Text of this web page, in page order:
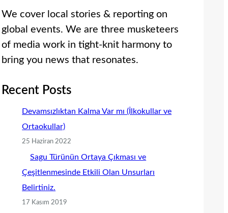
We cover local stories & reporting on
global events. We are three musketeers
of media work in tight-knit harmony to
bring you news that resonates.
Recent Posts
Devamsızlıktan Kalma Var mı (İlkokullar ve
Ortaokullar)
25 Haziran 2022
Sagu Türünün Ortaya Çıkması ve
Çeşitlenmesinde Etkili Olan Unsurları
Belirtiniz.
17 Kasım 2019